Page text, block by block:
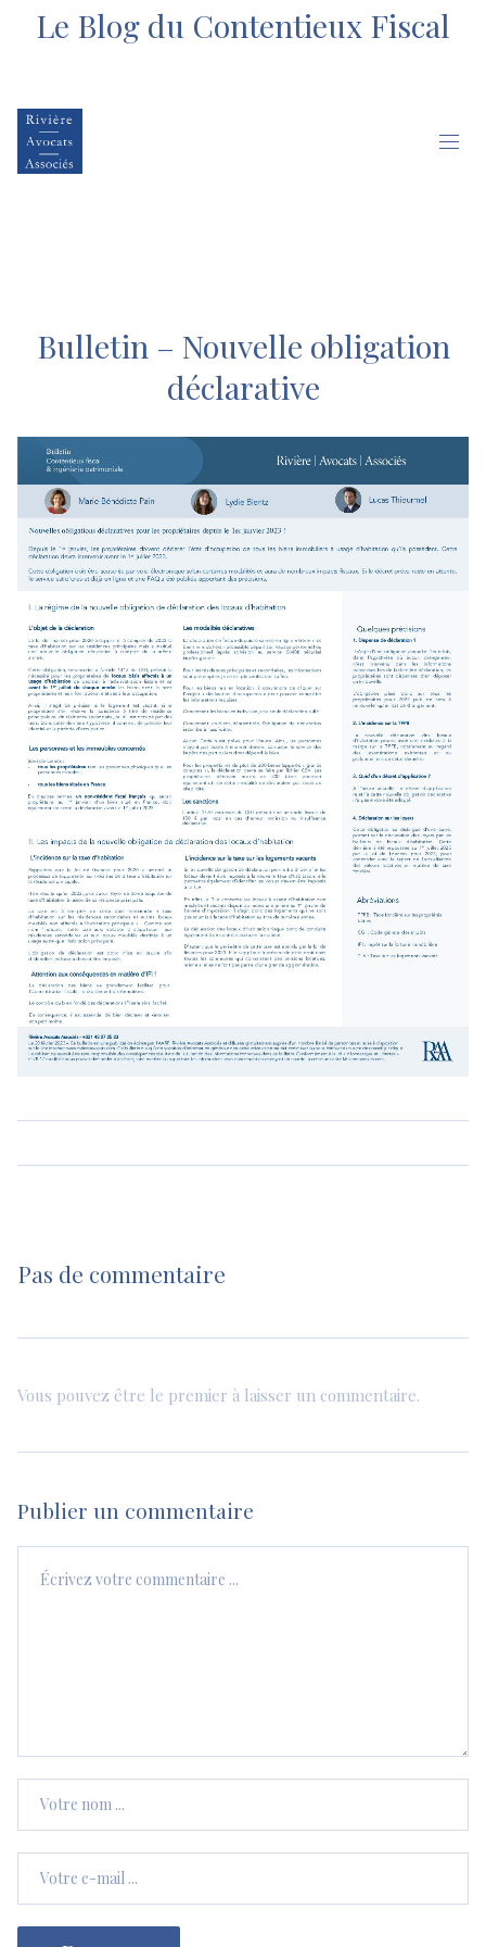
Le Blog du Contentieux Fiscal
Bulletin – Nouvelle obligation
déclarative
Pas de commentaire
Vous pouvez être le premier à laisser un commentaire.
Publier un commentaire